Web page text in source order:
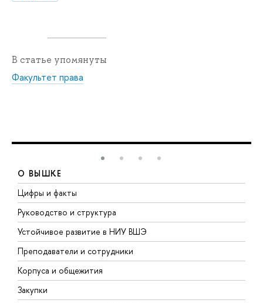
В статье упомянуты
Факультет права
О ВЫШКЕ
Цифры и факты
Руководство и структура
Устойчивое развитие в НИУ ВШЭ
Преподаватели и сотрудники
Корпуса и общежития
Закупки